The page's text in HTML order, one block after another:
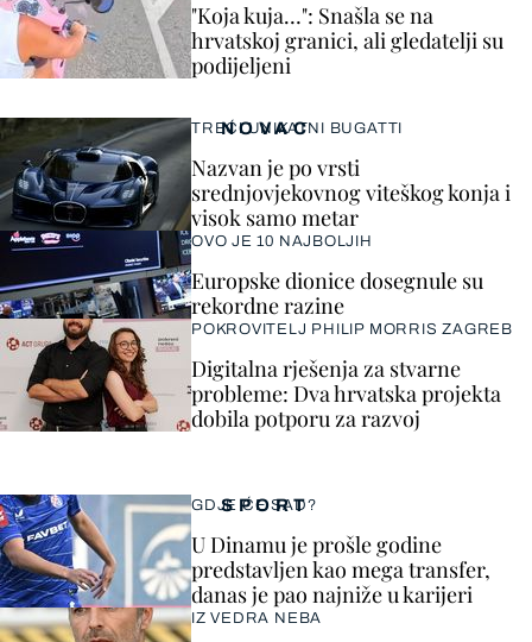
"Koja kuja…": Snašla se na
hrvatskoj granici, ali gledatelji su
podijeljeni
SPORT
GDJE ĆE SAD?
U Dinamu je prošle godine
predstavljen kao mega transfer,
danas je pao najniže u karijeri
IZ VEDRA NEBA
NOVAC
TREĆI UNIKATNI BUGATTI
Nazvan je po vrsti
srednjovjekovnog viteškog konja i
visok samo metar
OVO JE 10 NAJBOLJIH
Europske dionice dosegnule su
rekordne razine
POKROVITELJ PHILIP MORRIS ZAGREB
Digitalna rješenja za stvarne
probleme: Dva hrvatska projekta
dobila potporu za razvoj